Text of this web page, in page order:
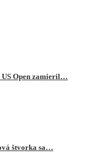
Open zamieril…
štvorka sa…